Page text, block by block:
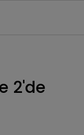
2'de